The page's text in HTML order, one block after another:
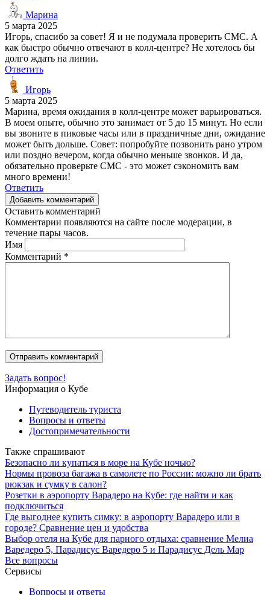
Марина
5 марта 2025
Игорь, спасибо за совет! Я и не подумала проверить СМС. А
как быстро обычно отвечают в колл-центре? Не хотелось бы
долго ждать на линии.
Ответить
Игорь
5 марта 2025
Марина, время ожидания в колл-центре может варьироваться.
В моем опыте, обычно это занимает от 5 до 15 минут. Но если
вы звоните в пиковые часы или в праздничные дни, ожидание
может быть дольше. Совет: попробуйте позвонить рано утром
или поздно вечером, когда обычно меньше звонков. И да,
обязательно проверьте СМС - это может сэкономить вам
много времени!
Ответить
Добавить комментарий
Оставить комментарий
Комментарии появляются на сайте после модерации, в
течение пары часов.
Имя
Комментарий *
Задать вопрос!
Информация о Кубе
Путеводитель туриста
Вопросы и ответы
Достопримечательности
Также спрашивают
Безопасно ли купаться в море на Кубе ночью?
Нормы провоза багажа в самолете по России: можно ли брать
рюкзак и сумку в салон?
Розетки в аэропорту Варадеро на Кубе: где найти и как
подключиться
Где выгоднее купить симку: в аэропорту Варадеро или в
городе? Сравнение цен и удобства
Выбор отеля на Кубе для парного отдыха: сравнение Мелиа
Варедеро 5, Парадисус Варедеро 5 и Парадисус Дель Мар
Все вопросы
Сервисы
Вопросы и ответы